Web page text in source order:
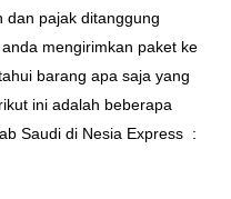
dan pajak ditanggung
mengirimkan paket ke
barang apa saja yang
ini adalah beberapa
Saudi di Nesia Express :